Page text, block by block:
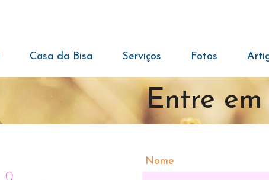
Casa da Bisa Serviços Fotos
Entre em
Nome